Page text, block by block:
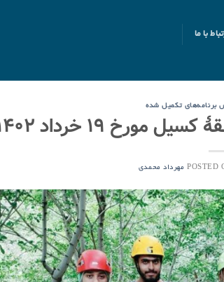
با ما
برنامه‌های تکمیل شده
۱۹ خرداد ۱۴۰۲
POSTED مهرداد محمدی